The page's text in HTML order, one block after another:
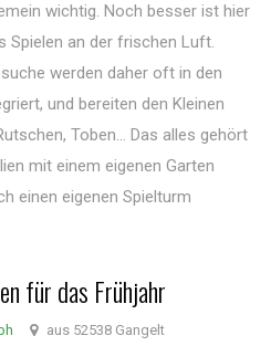
wichtig. Noch besser ist hier
Spielen an der frischen Luft.
werden daher oft in den
und bereiten den Kleinen
Toben... Das alles gehört
mit einem eigenen Garten
einen eigenen Spielturm
für das Frühjahr
aus 52538 Gangelt